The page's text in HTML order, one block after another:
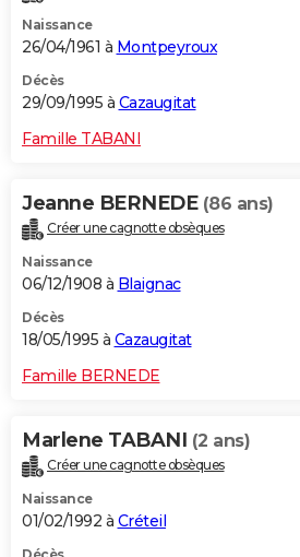
Naissance
26/04/1961 à Montpeyroux
Décès
29/09/1995 à Cazaugitat
Famille TABANI
Jeanne BERNEDE (86 ans)
Créer une cagnotte obsèques
Naissance
06/12/1908 à Blaignac
Décès
18/05/1995 à Cazaugitat
Famille BERNEDE
Marlene TABANI (2 ans)
Créer une cagnotte obsèques
Naissance
01/02/1992 à Créteil
Décès